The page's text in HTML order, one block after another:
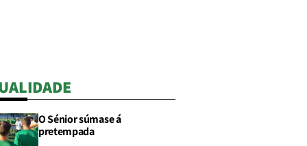
O Sénior súmase á
pretempada